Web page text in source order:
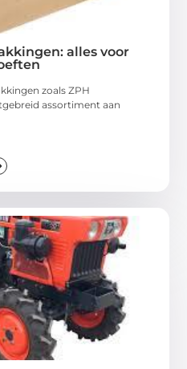
alles voor
zoals ZPH
assortiment aan